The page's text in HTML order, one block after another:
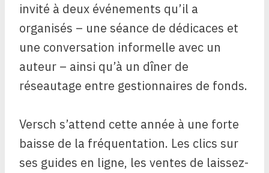
invité à deux événements qu’il a
organisés – une séance de dédicaces et
une conversation informelle avec un
auteur – ainsi qu’à un dîner de
réseautage entre gestionnaires de fonds.
Versch s’attend cette année à une forte
baisse de la fréquentation. Les clics sur
ses guides en ligne, les ventes de laissez-